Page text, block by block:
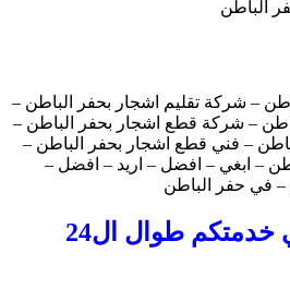
الباطن
– شركة تقليم اشجار بحفر الباطن –
– شركة قطع اشجار بحفر الباطن –
– فني قطع اشجار بحفر الباطن –
– ابغي – افضل – اريد – افضل –
في حفر الباطن
اتصل الان نحن في خدمتكم طوال ال24